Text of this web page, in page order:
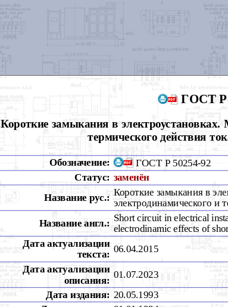
ГОСТ Р
Короткие замыкания в электроустановках.
термического действия
Обозначение:
ГОСТ Р 50254-92
Статус: заменён
Название рус.:
Короткие замыкания в
электродинамического и
Название англ.:
Short circuit in electrical
electrodinamic effects of
Дата актуализации
текста:
06.04.2015
Дата актуализации
описания:
01.07.2023
Дата издания: 20.05.1993